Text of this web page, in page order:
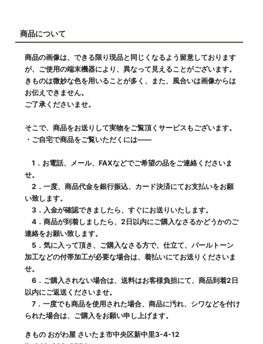
商品について
商品の画像は、できる限り現品と同じくなるよう留意しております
が、ご使用の端末機器により、異なって見えることがございます。
きものは微妙な色を用いることが多く、また、風合いは画像からは
お伝えできません。
ご了承くださいませ。
そこで、商品をお送りして実物をご覧頂くサービスもございます。
・ご自宅で商品をご覧いただくには――
1．お電話、メール、FAXなどでご希望の品をご連絡くださいま
せ。
2．一度、商品代金を銀行振込、カード決済にてお支払いをお願
い致します。
3．入金が確認できましたら、すぐにお送りいたします。
4．商品が到着しましたら、2日以内にご購入なさるかどうかのご
連絡をお願い致します。
5．気に入って頂き、ご購入なさる方で、仕立て、パールトーン
加工などの付帯加工が必要な場合は、着払いにてお送りくださいま
せ。
6．ご購入されない場合は、送料はお客様負担にて、商品到着2日
以内にご返送くださいませ。
7．一度でも商品を使用された場合、商品に汚れ、シワなどを付け
られた場合は、ご購入をお願い申し上げます。
きもの おがわ屋 さいたま市中央区新中里3-4-12